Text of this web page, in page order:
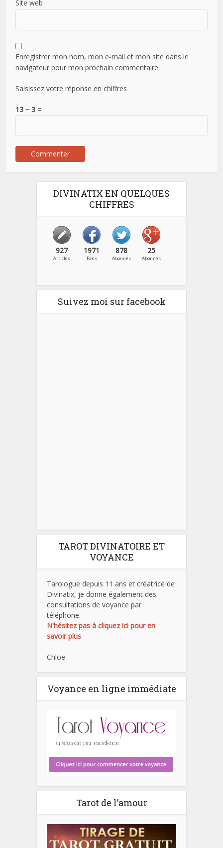
Site web
Enregistrer mon nom, mon e-mail et mon site dans le
navigateur pour mon prochain commentaire.
Saisissez votre réponse en chiffres
13 − 3 =
DIVINATIX EN QUELQUES
CHIFFRES
927
Articles
1971
Fans
878
Abonnés
25
Abonnés
Suivez moi sur facebook
TAROT DIVINATOIRE ET
VOYANCE
Tarologue depuis 11 ans et créatrice de
Divinatix, je donne également des
consultations de voyance par
téléphone.
N'hésitez pas à cliquez ici pour en
savoir plus
Chloe
Voyance en ligne immédiate
Tarot de l’amour